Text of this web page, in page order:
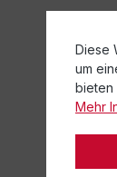
Diese
um
bieten
Mehr